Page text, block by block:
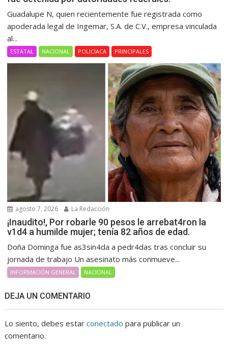
Guadalupe N, quien recientemente fue registrada como
apoderada legal de Ingemar, S.A. de C.V., empresa vinculada
al...
ESTATAL NACIONAL POLICIACA PRINCIPALES
agosto 7, 2026 La Redacción
¡Inaudito!, Por robarle 90 pesos le arrebat4ron la
v1d4 a humilde mujer; tenía 82 años de edad.
Doña Dominga fue as3sin4da a pedr4das tras concluir su
jornada de trabajo Un asesinato más conmueve...
INFORMACIÓN GENERAL NACIONAL
DEJA UN COMENTARIO
Lo siento, debes estarconectado para publicar un
comentario.